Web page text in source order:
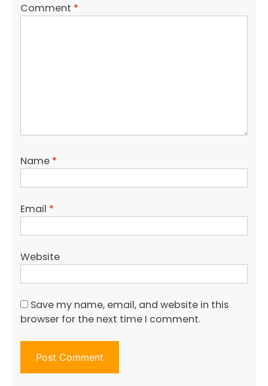
Comment *
Name *
Email *
Website
Save my name, email, and website in this
browser for the next time I comment.